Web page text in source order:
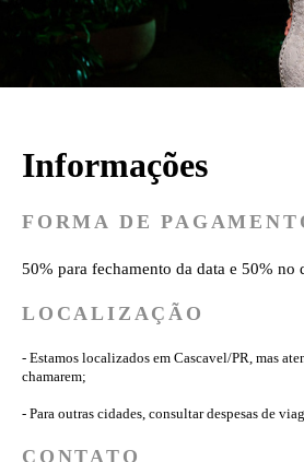
Informações
FORMA DE
50% para fechamento da data e 50% no
LOCALIZAÇÃO
- Estamos localizados em Cascavel/PR, mas
chamarem;
- Para outras cidades, consultar despesas de
CONTATO